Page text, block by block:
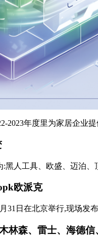
2023年度里为家居企
黑人工具、欧盛、迈泊
欧派克
31日在北京举行,现场发
林森、雷士、海德信